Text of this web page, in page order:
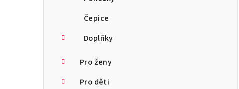
Čepice
Doplňky
Pro ženy
Pro děti